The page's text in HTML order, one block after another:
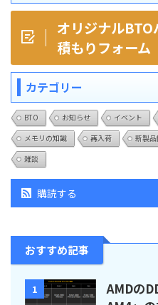
オリジナル
積もりフォーム
カテゴリー
BTO お知らせ イベント
メモリの知識
再入荷 新製
雑談
購読する
おすすめ記事
1
AMDの